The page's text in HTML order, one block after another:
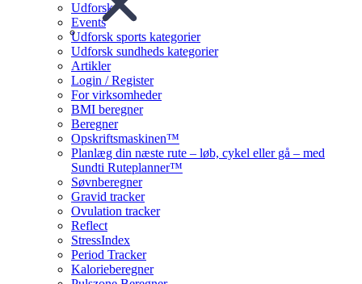
Udforsk
Events
Udforsk sports kategorier
Udforsk sundheds kategorier
Artikler
Login / Register
For virksomheder
BMI beregner
Beregner
Opskriftsmaskinen™
Planlæg din næste rute – løb, cykel eller gå – med
Sundti Ruteplanner™
Søvnberegner
Gravid tracker
Ovulation tracker
Reflect
StressIndex
Period Tracker
Kalorieberegner